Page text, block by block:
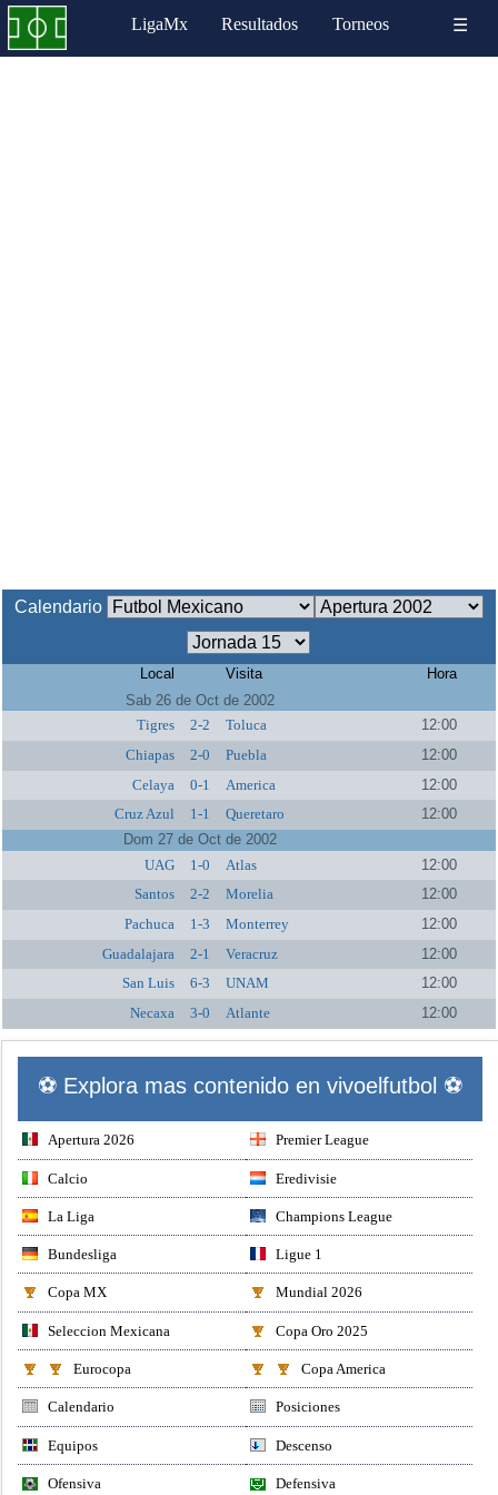
LigaMx Resultados Torneos ☰
Calendario
Local Visita
Hora
Sab 26 de Oct de 2002
Tigres
2-2 Toluca
12:00
Chiapas
2-0 Puebla
12:00
Celaya
0-1 America
12:00
Cruz Azul
1-1 Queretaro
12:00
Dom 27 de Oct de 2002
UAG
1-0 Atlas
12:00
Santos
2-2 Morelia
12:00
Pachuca
1-3 Monterrey
12:00
Guadalajara
2-1 Veracruz
12:00
San Luis
6-3 UNAM
12:00
Necaxa
3-0 Atlante 12:00
⚽ Explora mas contenido en vivoelfutbol ⚽
Apertura 2026 Premier League
Calcio Eredivisie
La Liga Champions League
Bundesliga Ligue 1
Copa MX Mundial 2026
Seleccion Mexicana Copa Oro 2025
Eurocopa Copa America
Calendario Posiciones
Equipos Descenso
Ofensiva Defensiva